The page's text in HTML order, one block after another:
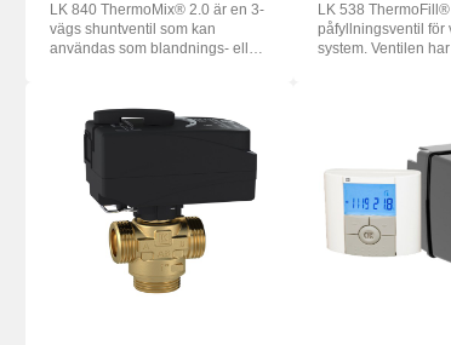
LK 840 ThermoMix® 2.0 är en 3-
vägs shuntventil som kan
användas som blandnings- eller
LK 538
påfyllningsventil
system. Ventilen